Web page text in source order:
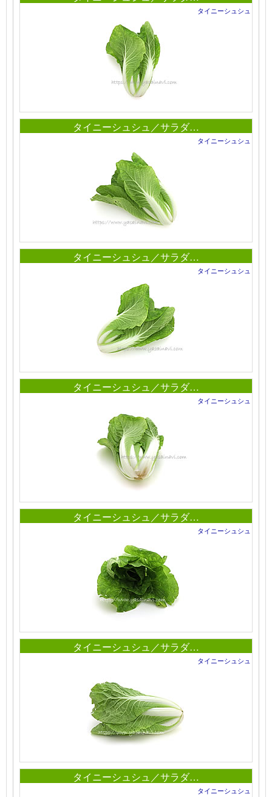
タイニーシュシュ
タイニーシュシュ／サラダ…
タイニーシュシュ
タイニーシュシュ／サラダ…
タイニーシュシュ
タイニーシュシュ／サラダ…
タイニーシュシュ
タイニーシュシュ／サラダ…
タイニーシュシュ
タイニーシュシュ／サラダ…
タイニーシュシュ
タイニーシュシュ／サラダ…
タイニーシュシュ